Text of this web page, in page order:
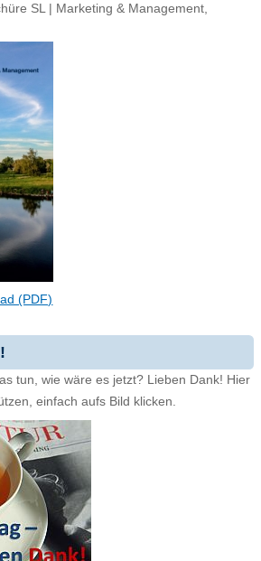
SL | Marketing & Management,
(PDF)
tun, wie wäre es jetzt? Lieben Dank! Hier
einfach aufs Bild klicken.